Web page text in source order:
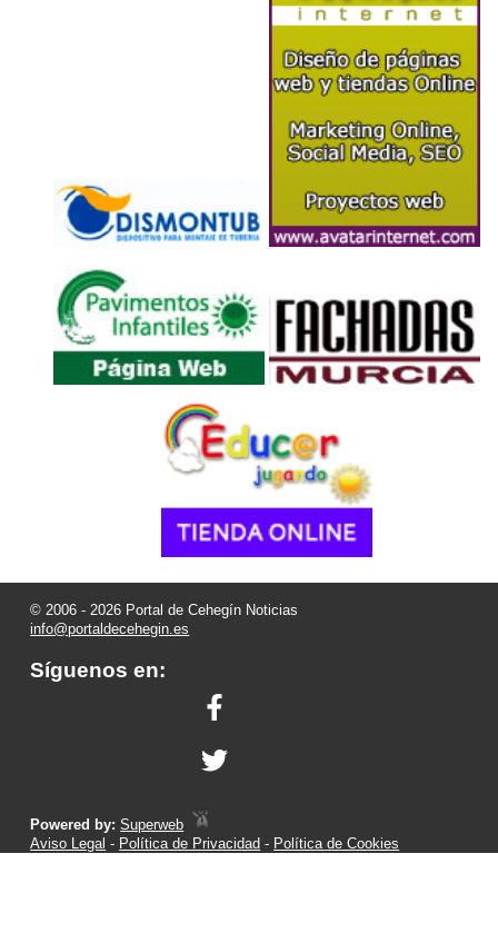
© 2006 - 2026 Portal de Cehegín Noticias
info@portaldecehegin.es
Síguenos en:
Powered by:Superweb
Aviso Legal - Política de Privacidad - Política de Cookies